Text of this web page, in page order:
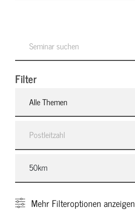
Filter
Alle Themen
Mehr Filteroptionen anzeigen